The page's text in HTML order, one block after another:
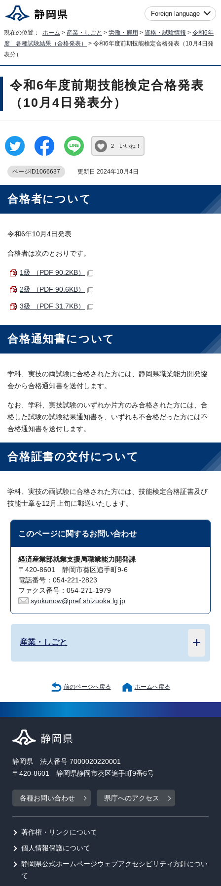
Foreign language
現在の位置： ホーム > 産業・しごと > 労働・雇用 > 資格・試験情報 > 令和6年
度 各種試験結果（合格発表）
> 令和6年度前期技能検定合格発表（10月4日発
表分）
令和6年度前期技能検定合格発表
（10月4日発表分）
2 いいね！
ページID1066637 更新日 2024年10月4日
合格者について
令和6年10月4日発表
合格者は次のとおりです。
1級 （PDF 90.2KB）
2級 （PDF 90.6KB）
3級 （PDF 31.7KB）
合格通知書について
学科、実技の両試験に合格された方には、静岡県職業能力開発協
会から合格通知書を送付します。
なお、学科、実技試験のいずれか片方のみ合格された方には、合
格した試験の試験結果通知書を、いずれも不合格だった方には不
合格通知書を送付します。
合格証書の交付について
学科、実技の両試験に合格された方には、技能検定合格証書及び
技能士章を12月上旬に郵送いたします。
このページに関するお問い合わせ
経済産業部就業支援局職業能力開発課
〒420-8601 静岡市葵区追手町9-6
電話番号：054-221-2823
ファクス番号：054-271-1979
syokunow@pref.shizuoka.lg.jp
産業・しごと
前のページへ戻る ホームへ戻る
静岡県 法人番号 7000020220001
〒420-8601 静岡県静岡市葵区追手町9番6号
各種お問い合わせ 県庁へのアクセス
著作権・リンクについて
個人情報保護について
静岡県公式ホームページウェブアクセシビリティ方針につい
て